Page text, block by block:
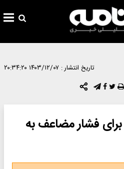
تاریخ انتشار : ۱۴۰۳/۱۲/۰۷ ۲۰:۳۴:۲۰
فشار مضاعف به